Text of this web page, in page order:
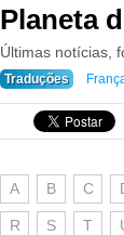
Planeta
Últimas notícias,
Traduções
A B C
R S T